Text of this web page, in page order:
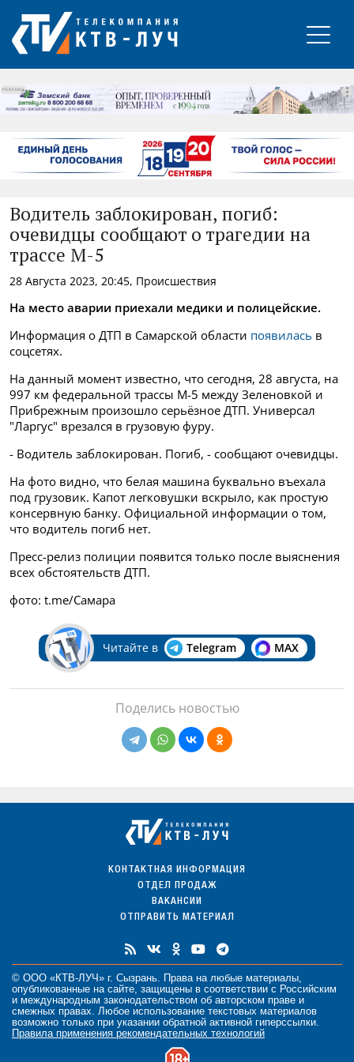
РЕКЛАМА
Водитель заблокирован, погиб:
очевидцы сообщают о трагедии на
трассе М-5
28 Августа 2023, 20:45, Происшествия
На место аварии приехали медики и полицейские.
Информация о ДТП в Самарской области появилась в
соцсетях.
На данный момент известно, что сегодня, 28 августа, на
997 км федеральной трассы М-5 между Зеленовкой и
Прибрежным произошло серьёзное ДТП. Универсал
"Ларгус" врезался в грузовую фуру.
- Водитель заблокирован. Погиб, - сообщают очевидцы.
На фото видно, что белая машина буквально въехала
под грузовик. Капот легковушки вскрыло, как простую
консервную банку. Официальной информации о том,
что водитель погиб нет.
Пресс-релиз полиции появится только после выяснения
всех обстоятельств ДТП.
фото: t.me/Самара
Читайте в Telegram MAX
Поделись новостью
КОНТАКТНАЯ ИНФОРМАЦИЯ
ОТДЕЛ ПРОДАЖ
ВАКАНСИИ
ОТПРАВИТЬ МАТЕРИАЛ
© ООО «КТВ-ЛУЧ» г. Сызрань. Права на любые материалы
опубликованные на сайте, защищены в соответствии с Российским
и международным законодательством об авторском праве и
смежных правах. Любое использование текстовых материалов
возможно только при указании обратной активной гиперссылки.
Правила применения рекомендательных технологий